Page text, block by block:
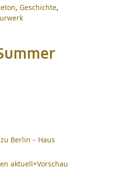
, Geschichte,
Berlin – Haus
aktuell+Vorschau